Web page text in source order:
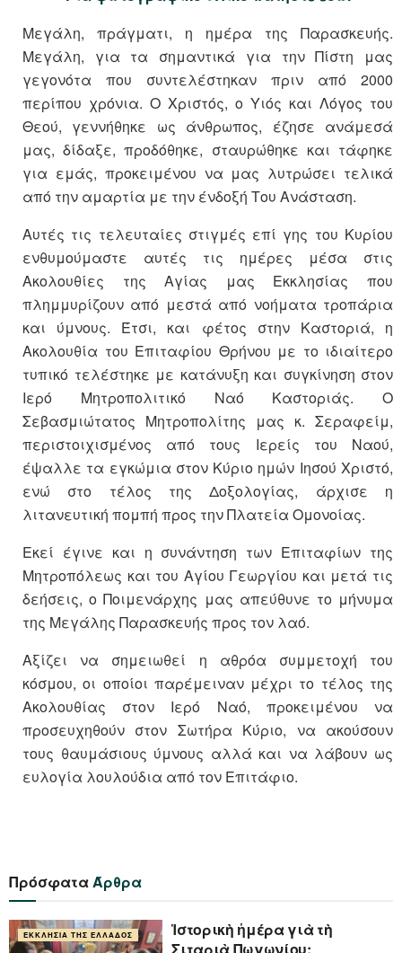
Μεγάλη, πράγματι, η ημέρα της Παρασκευής.
Μεγάλη, για τα σημαντικά για την Πίστη μας
γεγονότα που συντελέστηκαν πριν από 2000
περίπου χρόνια. Ο Χριστός, ο Υιός και Λόγος του
Θεού, γεννήθηκε ως άνθρωπος, έζησε ανάμεσά
μας, δίδαξε, προδόθηκε, σταυρώθηκε και τάφηκε
για εμάς, προκειμένου να μας λυτρώσει τελικά
από την αμαρτία με την ένδοξή Του Ανάσταση.
Αυτές τις τελευταίες στιγμές επί γης του Κυρίου
ενθυμούμαστε αυτές τις ημέρες μέσα στις
Ακολουθίες της Αγίας μας Εκκλησίας που
πλημμυρίζουν από μεστά από νοήματα τροπάρια
και ύμνους. Έτσι, και φέτος στην Καστοριά, η
Ακολουθία του Επιταφίου Θρήνου με το ιδιαίτερο
τυπικό τελέστηκε με κατάνυξη και συγκίνηση στον
Ιερό Μητροπολιτικό Ναό Καστοριάς. Ο
Σεβασμιώτατος Μητροπολίτης μας κ. Σεραφείμ,
περιστοιχισμένος από τους Ιερείς του Ναού,
έψαλλε τα εγκώμια στον Κύριο ημών Ιησού Χριστό,
ενώ στο τέλος της Δοξολογίας, άρχισε η
λιτανευτική πομπή προς την Πλατεία Ομονοίας.
Εκεί έγινε και η συνάντηση των Επιταφίων της
Μητροπόλεως και του Αγίου Γεωργίου και μετά τις
δεήσεις, ο Ποιμενάρχης μας απεύθυνε το μήνυμα
της Μεγάλης Παρασκευής προς τον λαό.
Αξίζει να σημειωθεί η αθρόα συμμετοχή του
κόσμου, οι οποίοι παρέμειναν μέχρι το τέλος της
Ακολουθίας στον Ιερό Ναό, προκειμένου να
προσευχηθούν στον Σωτήρα Κύριο, να ακούσουν
τους θαυμάσιους ύμνους αλλά και να λάβουν ως
ευλογία λουλούδια από τον Επιτάφιο.
ΠρόσφαταΆρθρα
ΕΚΚΛΗΣΊΑ ΤΗΣ ΕΛΛΆΔΟΣ
Ἱστορικὴ ἡμέρα γιὰ τὴ